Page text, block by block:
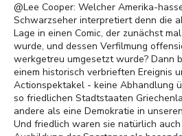
@Lee Cooper: Welcher Amerika-
Schwarzseher interpretiert denn die
Lage in einen Comic, der zunächst
wurde, und dessen Verfilmung
werkgetreu umgesetzt wurde? Dann
einem historisch verbrieften Ereignis
Actionspektakel - keine Abhandlung
so friedlichen Stadtstaaten
andere als eine Demokratie in
Und friedlich waren sie natürlich